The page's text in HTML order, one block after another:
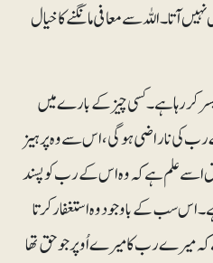
آتا۔ اللہ سے معافی مانگنے کا خیال
کر رہا ہے۔ کسی چیز کے بارے میں
کی ناراضی ہوگی، اس سے وہ پرہیز
علم ہے کہ وہ اس کے رب کو پسند
اس سب کے باوجود وہ استغفار کرتا
میرے رب کا میرے اُوپر جو حق تھا